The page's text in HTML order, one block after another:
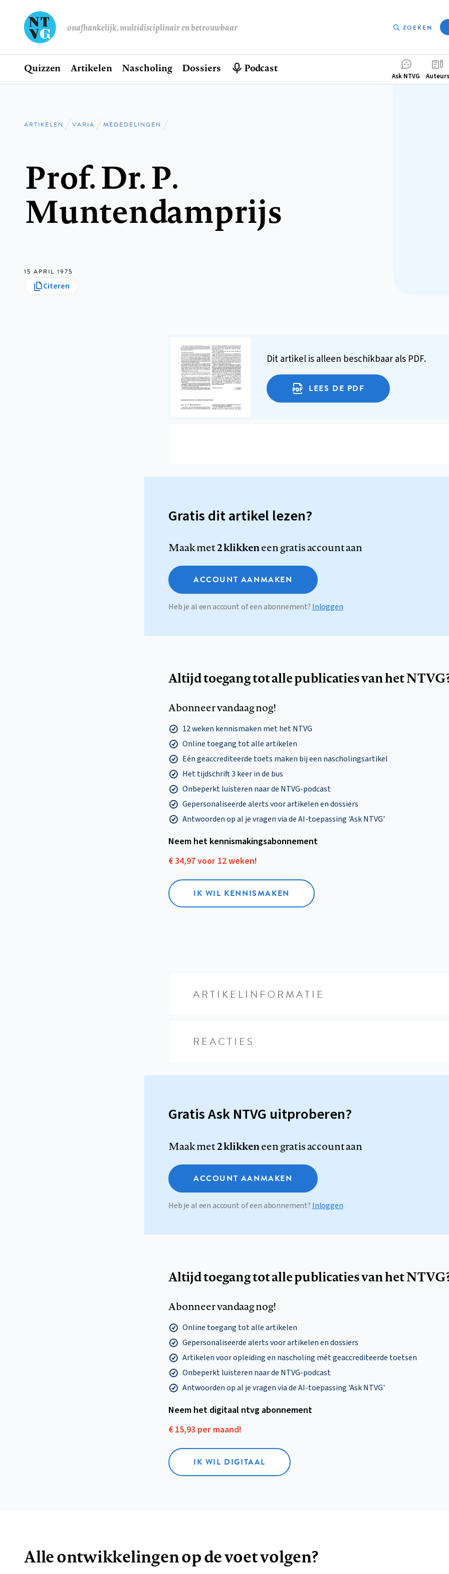
onafhankelijk, multidisciplinair en betrouwbaar ZOEKEN
Hoofdnavigatie
Home
Quizzen Artikelen Nascholing Dossiers Podcast
Ask NTVG Auteurs
Kruimelpad
ARTIKELEN VARIA MEDEDELINGEN
Prof. Dr. P.
Muntendamprijs
15 APRIL 1975
Citeren
Dit artikel is alleen beschikbaar als PDF.
LEES DE PDF
Gratis dit artikel lezen?
Maak met2 klikkeneen gratis account aan
ACCOUNT AANMAKEN
Heb je al een account of een abonnement? Inloggen
Altijd toegang tot alle publicaties van het
Abonneer vandaag nog!
12 weken kennismaken met het NTVG
Online toegang tot alle artikelen
Eén geaccrediteerde toets maken bij een nascholingsartikel
Het tijdschrift 3 keer in de bus
Onbeperkt luisteren naar de NTVG-podcast
Gepersonaliseerde alerts voor artikelen en dossiers
Antwoorden op al je vragen via de AI-toepassing 'Ask NTVG'
Neem het kennismakings­abonnement
€ 34,97 voor 12 weken!
IK WIL KENNISMAKEN
ARTIKELINFORMATIE
REACTIES
Gratis Ask NTVG uitproberen?
Maak met2 klikkeneen gratis account aan
ACCOUNT AANMAKEN
Heb je al een account of een abonnement? Inloggen
Altijd toegang tot alle publicaties van het
Abonneer vandaag nog!
Online toegang tot alle artikelen
Gepersonaliseerde alerts voor artikelen en dossiers
Artikelen voor opleiding en nascholing mét geaccrediteerde toetsen
Onbeperkt luisteren naar de NTVG-podcast
Antwoorden op al je vragen via de AI-toepassing 'Ask NTVG'
Neem het digitaal ntvg abonnement
€ 15,93 per maand!
IK WIL DIGITAAL
Alle ontwikkelingen op de voet volgen?